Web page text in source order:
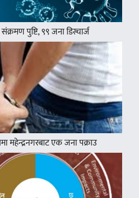
पुष्टि, ९९ जना डिस्चार्ज
महेन्द्रनगरबाट एक जना पक्राउ